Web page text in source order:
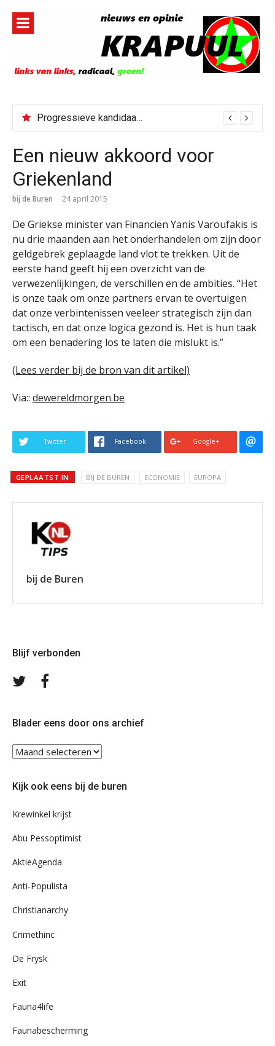
inhoud
Progressieve kandidaat El-Sayed senaatskandidaat Michigan
Een nieuw akkoord voor
Griekenland
bij de Buren 24 april 2015
De Griekse minister van Financiën Yanis Varoufakis is
nu drie maanden aan het onderhandelen om zijn door
geldgebrek geplaagde land vlot te trekken. Uit de
eerste hand geeft hij een overzicht van de
verwezenlijkingen, de verschillen en de ambities. “Het
is onze taak om onze partners ervan te overtuigen
dat onze verbintenissen veeleer strategisch zijn dan
tactisch, en dat onze logica gezond is. Het is hun taak
om een benadering los te laten die mislukt is.”
(Lees verder bij de bron van dit artikel)
Via:: dewereldmorgen.be
Twitter Facebook Google+
GEPLAATST IN BIJ DE BUREN ECONOMIE EUROPA
bij de Buren
Blijf verbonden
Volg
Blader eens door ons archief
Blader
eens
ons
Kijk ook eens bij de buren
Krewinkel krijst
Abu Pessoptimist
AktieAgenda
Anti-Populista
Christianarchy
Crimethinc
De Frysk
Exit
Fauna4life
Faunabescherming